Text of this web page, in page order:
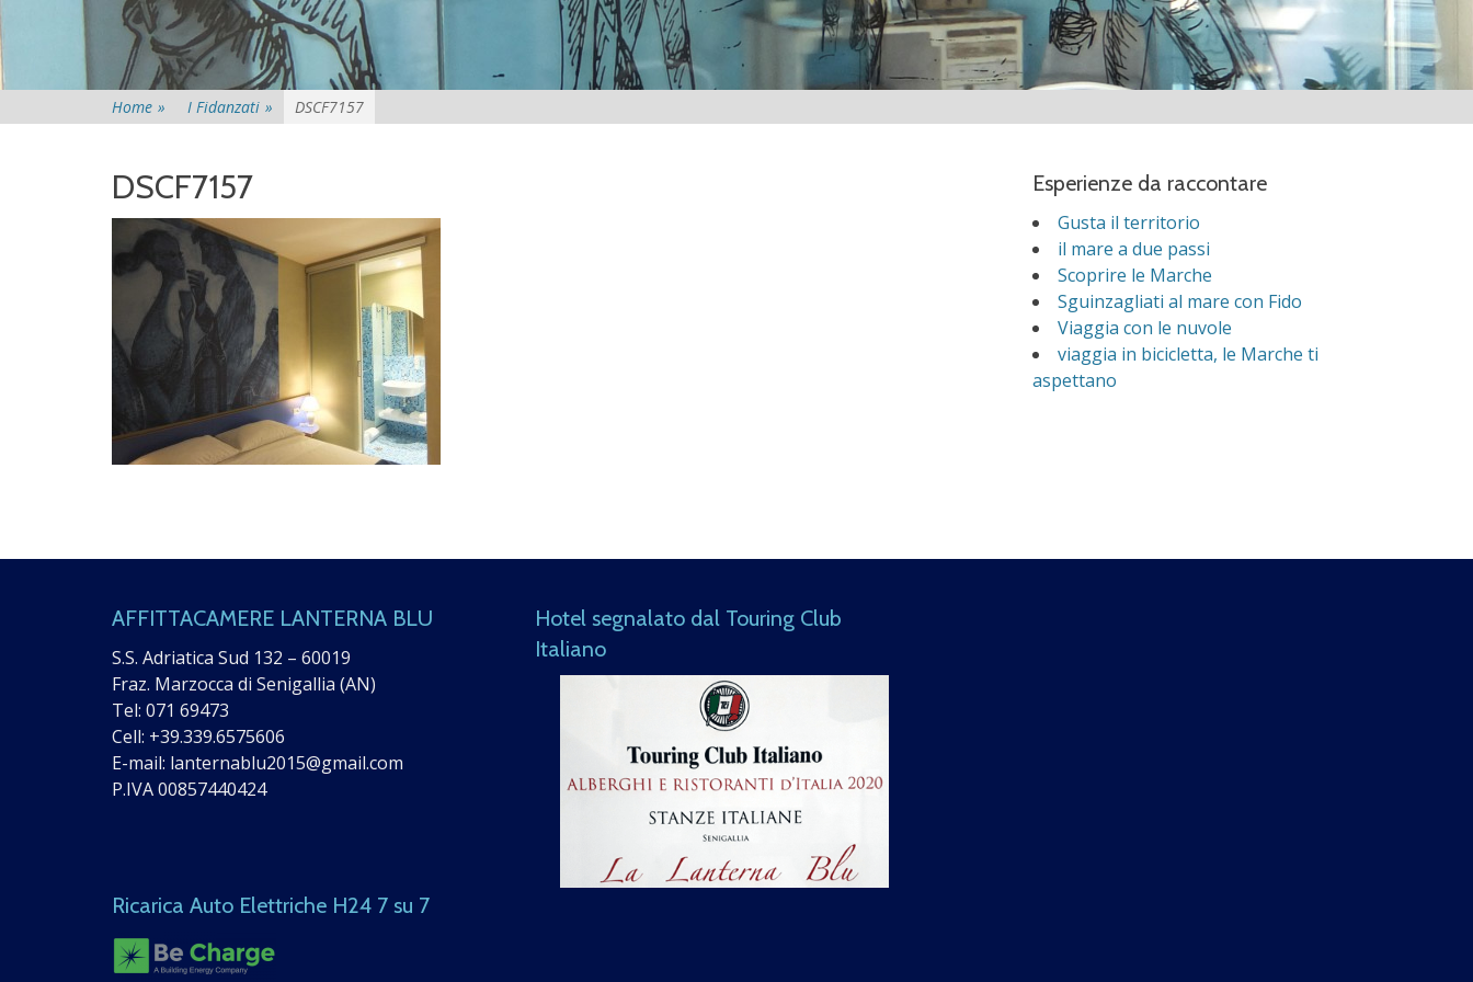
Home » I Fidanzati » DSCF7157
DSCF7157 Esperienze da raccontare
Gusta il territorio
il mare a due passi
Scoprire le Marche
Sguinzagliati al mare con Fido
Viaggia con le nuvole
viaggia in bicicletta, le Marche ti
aspettano
AFFITTACAMERE LANTERNA BLU
S.S. Adriatica Sud 132 – 60019
Fraz. Marzocca di Senigallia (AN)
Tel: 071 69473
Cell: +39.339.6575606
E-mail: lanternablu2015@gmail.com
P.IVA 00857440424
Ricarica Auto Elettriche H24 7 su 7
Hotel segnalato dal Touring Club
Italiano